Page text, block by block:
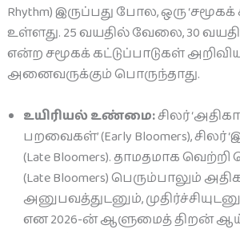
Rhythm) இருப்பது போல, ஒரு ‘சமூகக்
உள்ளது. 25 வயதில் வேலை, 30
என்ற சமூகக் கட்டுப்பாடுகள்
அனைவருக்கும் பொருந்தாது.
உயிரியல் உண்மை:சிலர்
பறவைகள்’ (Early Bloomers),
(Late Bloomers). தாமதமாக
(Late Bloomers) பெரும்பாலும்
அனுபவத்துடனும்,
என 2026-ன் ஆளுமைத் திறன்